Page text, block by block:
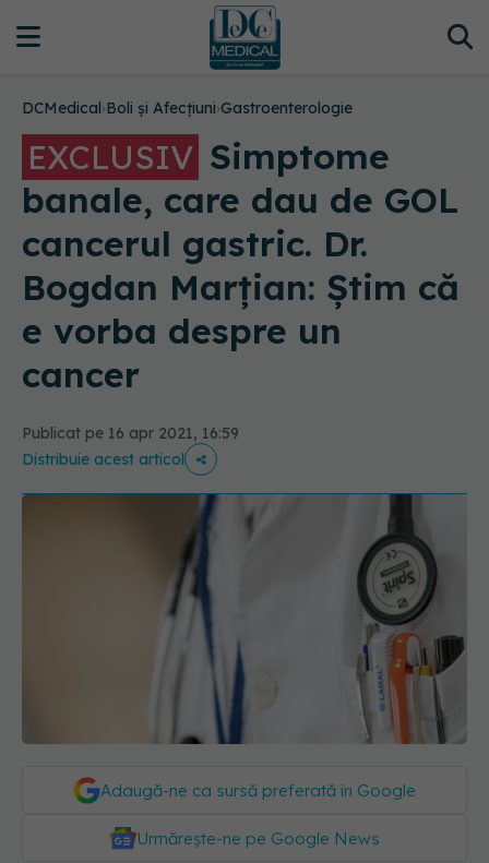
DCMedical›Boli și Afecțiuni›Gastroenterologie
EXCLUSIV Simptome
banale, care dau de GOL
cancerul gastric. Dr.
Bogdan Marțian: Știm că
e vorba despre un
cancer
Publicat pe 16 apr 2021, 16:59
Distribuie acest articol
Adaugă-ne ca sursă preferată în Google
Urmărește-ne pe Google News